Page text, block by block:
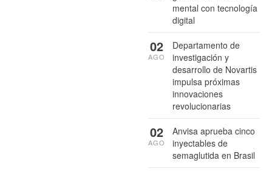
mental con tecnología
digital
Departamento de
investigación y
desarrollo de Novartis
impulsa próximas
innovaciones
revolucionarias
02
AGO
Anvisa aprueba cinco
inyectables de
semaglutida en Brasil
02
AGO